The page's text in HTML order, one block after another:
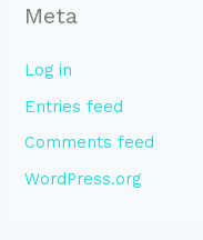
Meta
Log in
Entries feed
Comments feed
WordPress.org